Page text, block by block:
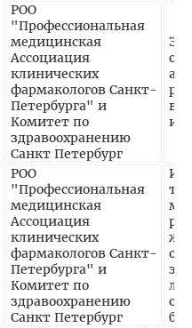
РОО
"Профессиональная
медицинская
Ассоциация
клинических
фармакологов Санкт-
Петербурга" и
Комитет по
здравоохранению
Санкт Петербург
РОО
"Профессиональная
медицинская
Ассоциация
клинических
фармакологов Санкт-
Петербурга" и
Комитет по
здравоохранению
Санкт Петербург